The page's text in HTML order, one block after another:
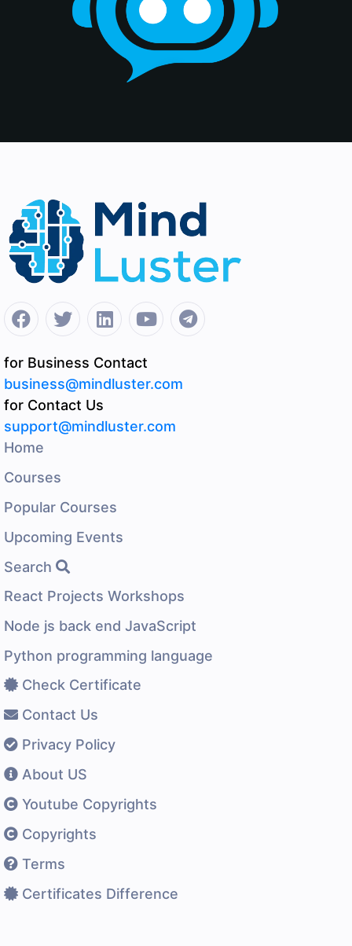
for Business Contact
business@mindluster.com
for Contact Us
support@mindluster.com
Home
Courses
Popular Courses
Upcoming Events
Search
React Projects Workshops
Node js back end JavaScript
Python programming language
Check Certificate
Contact Us
Privacy Policy
About US
Youtube Copyrights
Copyrights
Terms
Certificates Difference